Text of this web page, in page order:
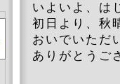
いよいよ、は
初日より、秋
おいでいただ
ありがとうご